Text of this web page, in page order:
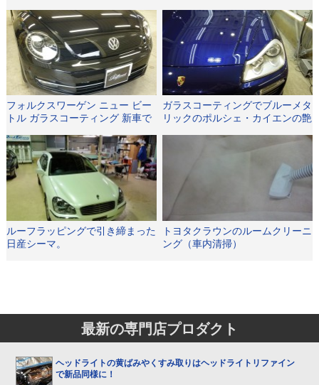
フォルクスワーゲン ニュー ビー
トル ガラスコーティング 新車で
ガラスコーティングでブルーメタ
リックのポルシェ・カイエンの艶
ルーフラッピングで引き締まった
日産シーマ。
トヨタクラウンのルームクリーニ
ング（車内清掃）
最新の専門店プロダクト
ヘッドライトの黄ばみやくすみ取りはヘッドライトリファイン
で新品同様に！